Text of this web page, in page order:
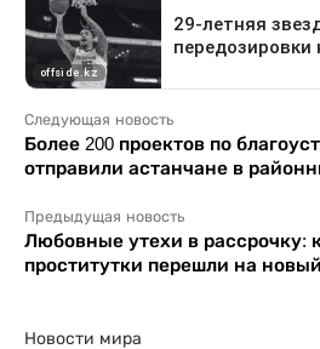
Следующая новость
Более 200 проектов по
отправили астанчане в
Предыдущая новость
Любовные утехи в рассрочку:
проститутки перешли на
Новости мира